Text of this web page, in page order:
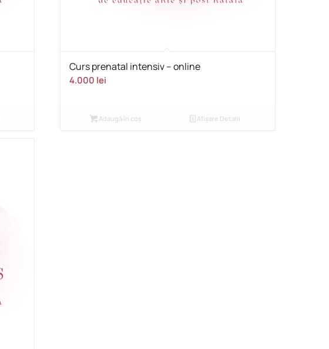
Curs prenatal intensiv – online
4.000 lei
Adaugă în coș Afișare Detalii